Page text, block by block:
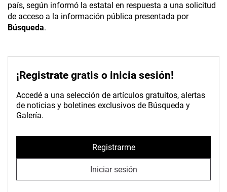
país, según informó la estatal en respuesta a una solicitud
de acceso a la información pública presentada por
Búsqueda.
¡Registrate gratis o inicia sesión!
Accedé a una selección de artículos gratuitos, alertas
de noticias y boletines exclusivos de Búsqueda y
Galería.
Registrarme
Iniciar sesión